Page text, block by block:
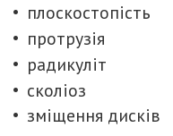
плоскостопість
протрузія
радикуліт
сколіоз
зміщення дисків